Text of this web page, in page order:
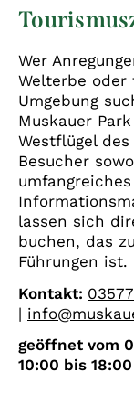
Oder-
Quelle
Fürst-
Pücklers
Weitere
GmbH
Kontakt:
Kontakt:
Gesellschaft
mbH
Kontakt:
72
Wer
Welterbe oder
Umgebung
Muskauer
Westflügel
Besucher
lassen sich
buchen, das
Führungen ist.
Kontakt:
|
geöffnet vom
10:00 bis